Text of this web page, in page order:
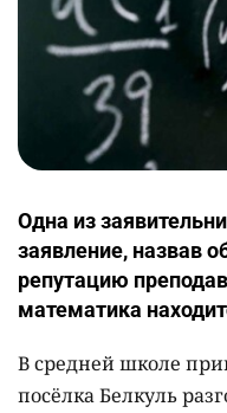
Одна из
заявление, назвав
репутацию
математика
В средней школе
посёлка Белкуль